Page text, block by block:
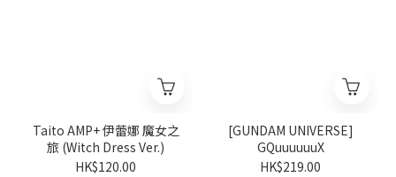
Taito AMP+ 伊蕾娜 魔女之
旅 (Witch Dress Ver.)
HK$120.00
[GUNDAM UNIVERSE]
GQuuuuuuX
HK$219.00